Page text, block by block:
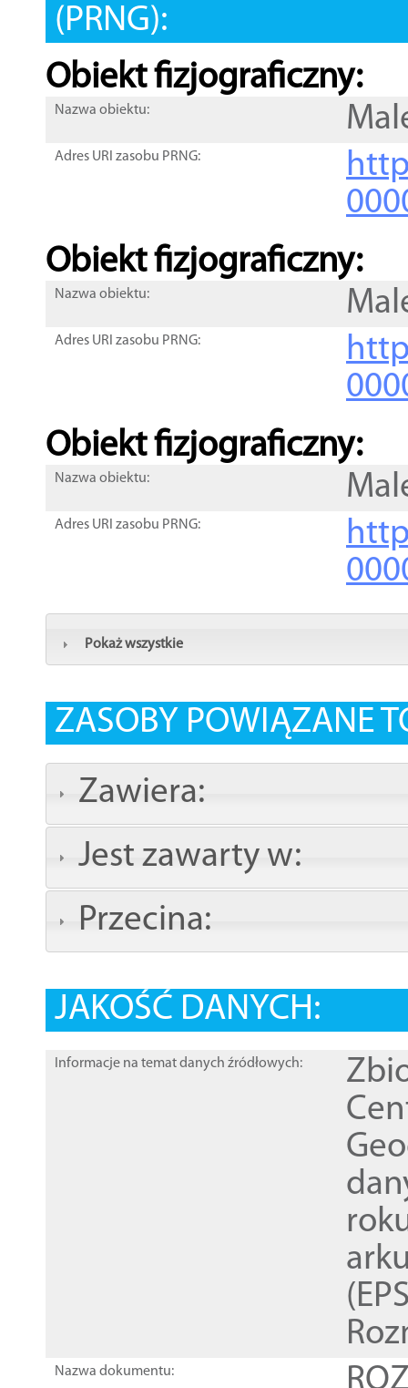
(PRNG):
Obiekt fizjograficzny:
Nazwa obiektu:
Adres URI zasobu PRNG:
Obiekt fizjograficzny:
Nazwa obiektu:
Adres URI zasobu PRNG:
Obiekt fizjograficzny:
Nazwa obiektu:
Adres URI zasobu PRNG:
Pokaż wszystkie
ZASOBY POWIĄZANE
Zawiera:
Jest zawarty w:
Przecina:
JAKOŚĆ DANYCH:
Informacje na temat danych źródłowych:
Nazwa dokumentu: